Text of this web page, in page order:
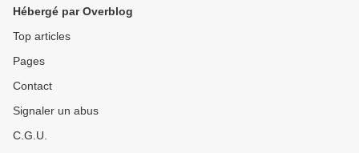
Hébergé par Overblog
Top articles
Pages
Contact
Signaler un abus
C.G.U.